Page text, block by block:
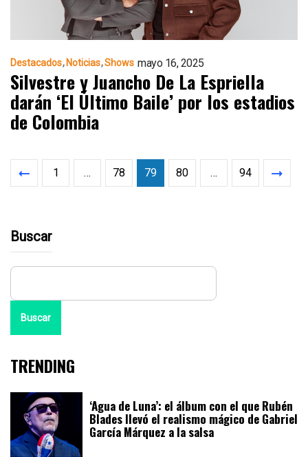
Destacados Noticias Shows mayo 16, 2025
Silvestre y Juancho De La Espriella
darán ‘El Último Baile’ por los estadios
de Colombia
1 … 78 79 80 … 94
Buscar
Buscar
TRENDING
‘Agua de Luna’: el álbum con el que Rubén
Blades llevó el realismo mágico de Gabriel
García Márquez a la salsa